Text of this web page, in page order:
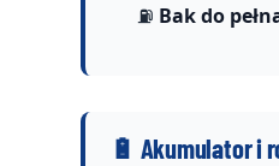
⛽ Bak do
🔋 Akumulator i